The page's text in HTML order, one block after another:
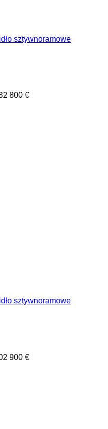
sztywnoramowe
800 €
sztywnoramowe
900 €